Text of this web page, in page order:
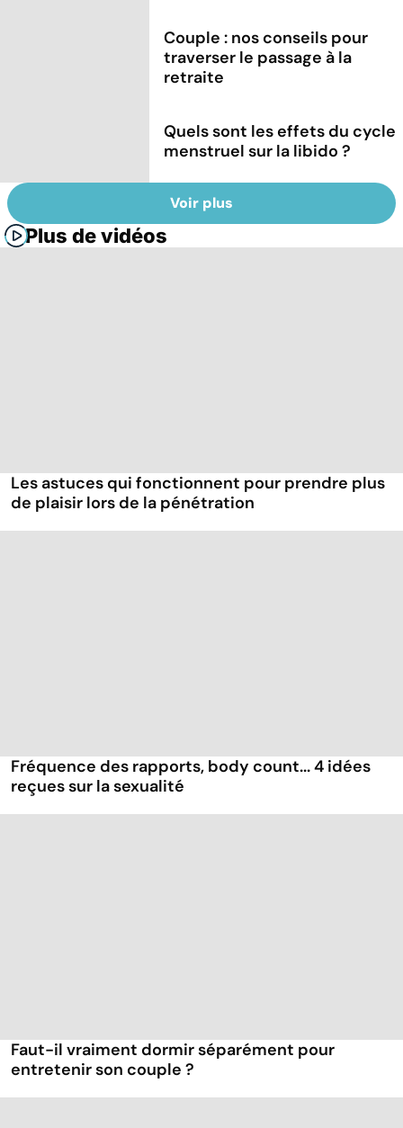
Couple : nos conseils pour
traverser le passage à la
retraite
Quels sont les effets du cycle
menstruel sur la libido ?
Voir plus
Plus de vidéos
Les astuces qui fonctionnent pour prendre plus
de plaisir lors de la pénétration
Fréquence des rapports, body count... 4 idées
reçues sur la sexualité
Faut-il vraiment dormir séparément pour
entretenir son couple ?